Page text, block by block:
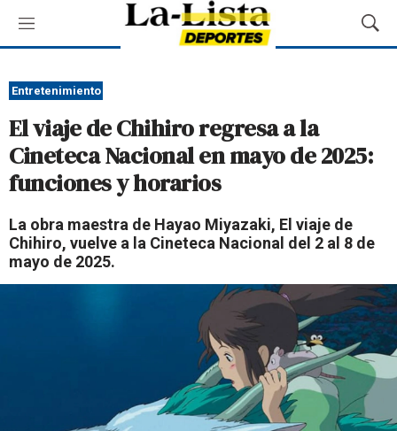
M
e
ú
M
o
B
u
e
a
Entretenimiento
El viaje de Chihiro regresa a la
Cineteca Nacional en mayo de 2025:
funciones y horarios
La obra maestra de Hayao Miyazaki, El viaje de
Chihiro, vuelve a la Cineteca Nacional del 2 al 8 de
mayo de 2025.